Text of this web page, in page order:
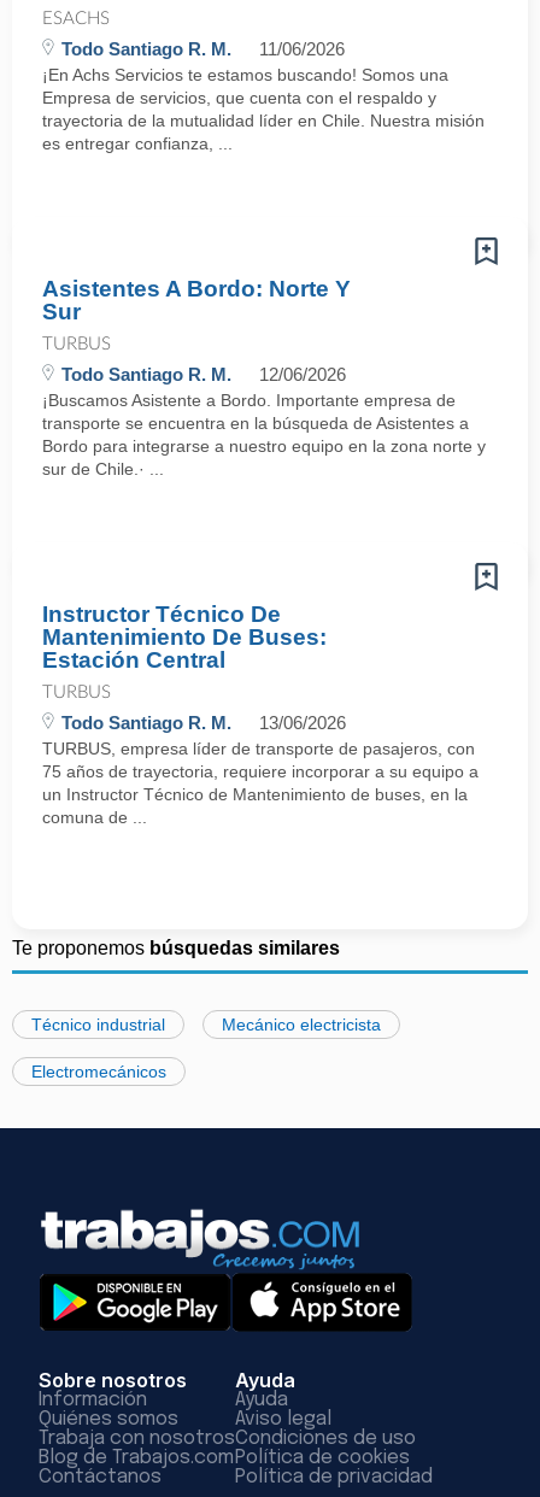
ESACHS
Todo Santiago R. M. 11/06/2026
¡En Achs Servicios te estamos buscando! Somos una
Empresa de servicios, que cuenta con el respaldo y
trayectoria de la mutualidad líder en Chile. Nuestra misión
es entregar confianza, ...
Asistentes A Bordo: Norte Y
Sur
TURBUS
Todo Santiago R. M. 12/06/2026
¡Buscamos Asistente a Bordo. Importante empresa de
transporte se encuentra en la búsqueda de Asistentes a
Bordo para integrarse a nuestro equipo en la zona norte y
sur de Chile.· ...
Instructor Técnico De
Mantenimiento De Buses:
Estación Central
TURBUS
Todo Santiago R. M. 13/06/2026
TURBUS, empresa líder de transporte de pasajeros, con
75 años de trayectoria, requiere incorporar a su equipo a
un Instructor Técnico de Mantenimiento de buses, en la
comuna de ...
Te proponemos búsquedas similares
Técnico industrial Mecánico electricista
Electromecánicos
Sobre nosotros
Información
Quiénes somos
Trabaja con nosotros
Blog de Trabajos.com
Contáctanos
Ayuda
Ayuda
Aviso legal
Condiciones de uso
Política de cookies
Política de privacidad